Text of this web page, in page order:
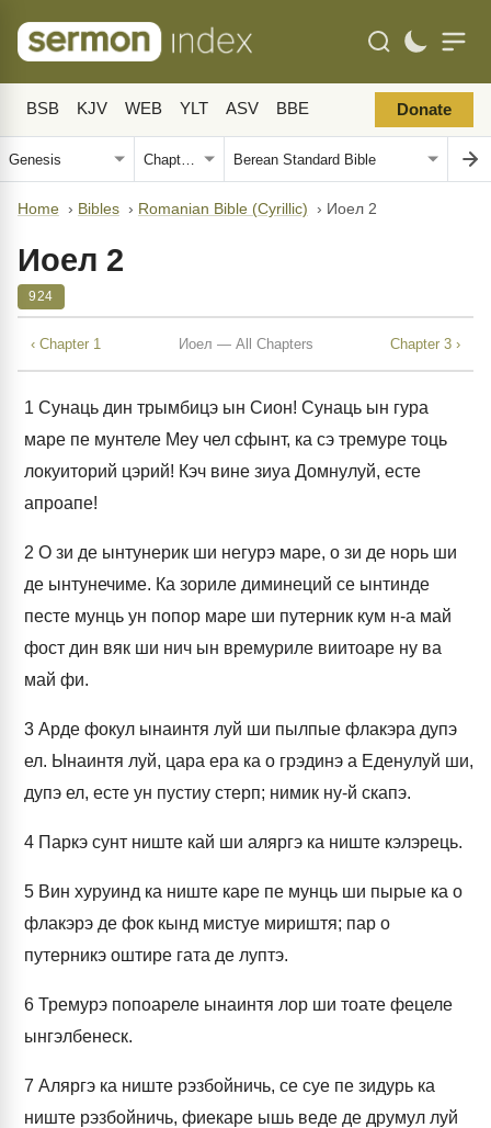
BSB KJV WEB YLT ASV BBE Donate
Home › Bibles › Romanian Bible (Cyrillic) › Иоел 2
Иоел 2
924
‹ Chapter 1 Иоел — All Chapters Chapter 3 ›
1 Сунаць дин трымбицэ ын Сион! Сунаць ын гура
маре пе мунтеле Меу чел сфынт, ка сэ тремуре тоць
локуиторий цэрий! Кэч вине зиуа Домнулуй, есте
апроапе!
2 О зи де ынтунерик ши негурэ маре, о зи де норь ши
де ынтунечиме. Ка зориле диминеций се ынтинде
песте мунць ун попор маре ши путерник кум н-а май
фост дин вяк ши нич ын времуриле виитоаре ну ва
май фи.
3 Арде фокул ынаинтя луй ши пылпые флакэра дупэ
ел. Ынаинтя луй, цара ера ка о грэдинэ а Еденулуй ши,
дупэ ел, есте ун пустиу стерп; нимик ну-й скапэ.
4 Паркэ сунт ниште кай ши аляргэ ка ниште кэлэрець.
5 Вин хуруинд ка ниште каре пе мунць ши пырые ка о
флакэрэ де фок кынд мистуе мириштя; пар о
путерникэ оштире гата де луптэ.
6 Тремурэ попоареле ынаинтя лор ши тоате фецеле
ынгэлбенеск.
7 Аляргэ ка ниште рэзбойничь, се суе пе зидурь ка
ниште рэзбойничь, фиекаре ышь веде де друмул луй